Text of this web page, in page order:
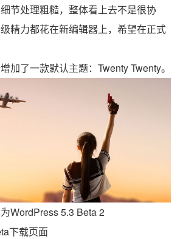
节处理粗糙，整体看上去不是很协
精力都花在新编辑器上，希望在正式
加了一款默认主题：Twenty Twenty。
WordPress 5.3 Beta 2
下载页面